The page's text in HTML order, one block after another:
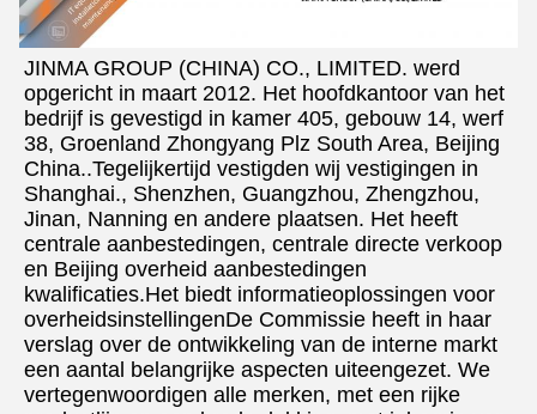
JINMA GROUP (CHINA) CO., LIMITED. werd
opgericht in maart 2012. Het hoofdkantoor van het
bedrijf is gevestigd in kamer 405, gebouw 14, werf
38, Groenland Zhongyang Plz South Area, Beijing
China..Tegelijkertijd vestigden wij vestigingen in
Shanghai., Shenzhen, Guangzhou, Zhengzhou,
Jinan, Nanning en andere plaatsen. Het heeft
centrale aanbestedingen, centrale directe verkoop
en Beijing overheid aanbestedingen
kwalificaties.Het biedt informatieoplossingen voor
overheidsinstellingenDe Commissie heeft in haar
verslag over de ontwikkeling van de interne markt
een aantal belangrijke aspecten uiteengezet. We
vertegenwoordigen alle merken, met een rijke